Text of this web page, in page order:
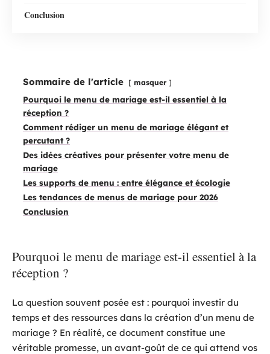
Conclusion
Sommaire de l'article masquer
Pourquoi le menu de mariage est-il essentiel à la
réception ?
Comment rédiger un menu de mariage élégant et
percutant ?
Des idées créatives pour présenter votre menu de
mariage
Les supports de menu : entre élégance et écologie
Les tendances de menus de mariage pour 2026
Conclusion
Pourquoi le menu de mariage est-il essentiel à la
réception ?
La question souvent posée est : pourquoi investir du
temps et des ressources dans la création d’un menu de
mariage ? En réalité, ce document constitue une
véritable promesse, un avant-goût de ce qui attend vos